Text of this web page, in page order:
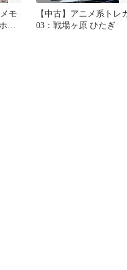
モ
ロ)
【中古】アニメ系トレ
03：戦場ヶ原 ひたぎ